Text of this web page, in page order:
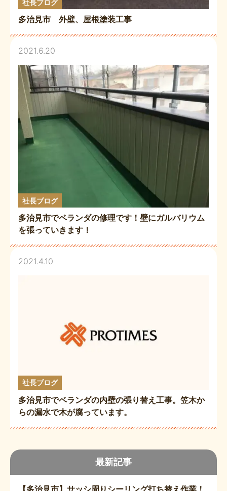
最新記事
【多治見市】サッシ周りシーリング打ち替え作業！
社長ブログ
多治見市 外壁、屋根塗装工事
2021.6.20
社長ブログ
多治見市でベランダの修理です！壁にガルバリウム
を張っていきます！
2021.4.10
社長ブログ
多治見市でベランダの内壁の張り替え工事。笠木か
らの漏水で木が腐っています。